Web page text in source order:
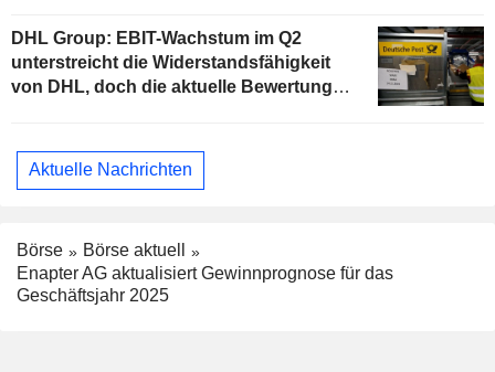
DHL Group: EBIT-Wachstum im Q2
unterstreicht die Widerstandsfähigkeit
von DHL, doch die aktuelle Bewertung
Aktuelle Nachrichten
Börse
Börse aktuell
Enapter AG aktualisiert Gewinnprognose für das
Geschäftsjahr 2025